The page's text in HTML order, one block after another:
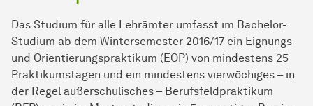
Das Studium für alle Lehr­ämter um­fasst im Bachelor-
Studium ab dem Winter­semester 2016/17 ein Eignungs-
und Orientierungs­praktikum (EOP) von mindestens 25
Praktikums­tagen und ein mindestens vier­wöchiges – in
der Regel außer­schulisches – Berufs­feldpraktikum